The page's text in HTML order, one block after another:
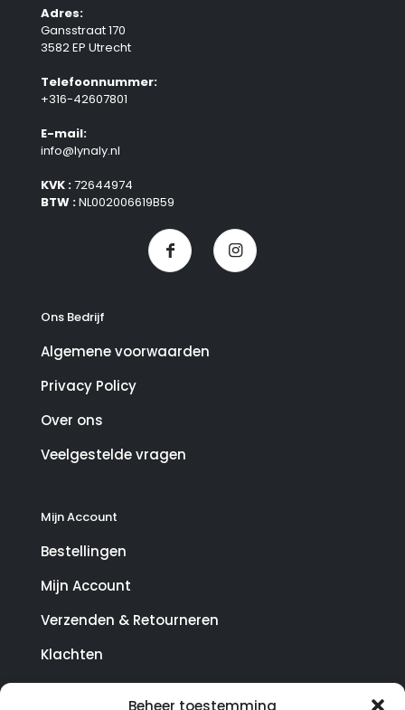
Beheer toestemming
Adres:
Gansstraat 170
3582 EP Utrecht
Telefoonnummer:
+316-42607801
E-mail:
info@lynaly.nl
KVK :72644974
BTW :NL002006619B59
Ons Bedrijf
Algemene voorwaarden
Privacy Policy
Over ons
Veelgestelde vragen
Mijn Account
Bestellingen
Mijn Account
Verzenden & Retourneren
Klachten